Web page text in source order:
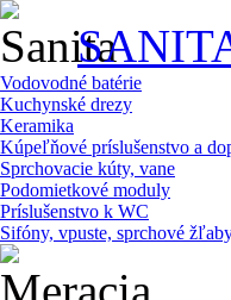
Vodovodné batérie
Kuchynské drezy
Keramika
Kúpeľňové príslušenstvo a
Sprchovacie kúty, vane
Podomietkové moduly
Príslušenstvo k WC
Sifóny, vpuste, sprchové